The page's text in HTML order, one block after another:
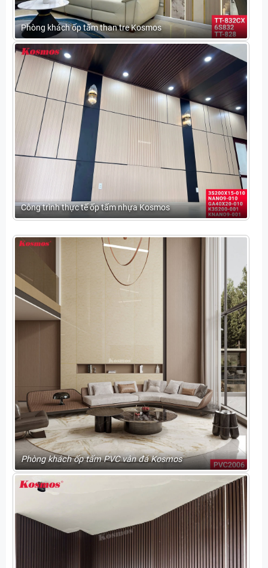
Phòng khách ốp tấm than tre Kosmos
Công trình thực tế ốp tấm nhựa Kosmos
Phòng khách ốp tấm PVC vân đá Kosmos